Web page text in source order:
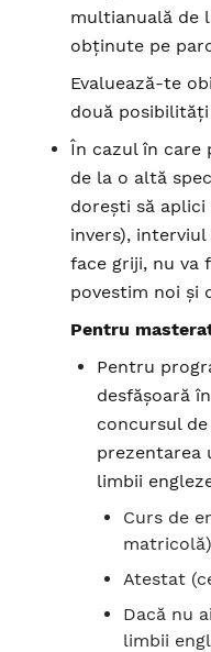
multianuală de
obținute pe
Evaluează-te
două
În cazul în care
de la o altă
dorești să aplici
invers),
face griji, nu va
povestim noi și
Pentru
Pentru
desfășoară
concursul
prezentarea
limbii
Curs de
matricolă)
Atestat
Dacă nu
limbii